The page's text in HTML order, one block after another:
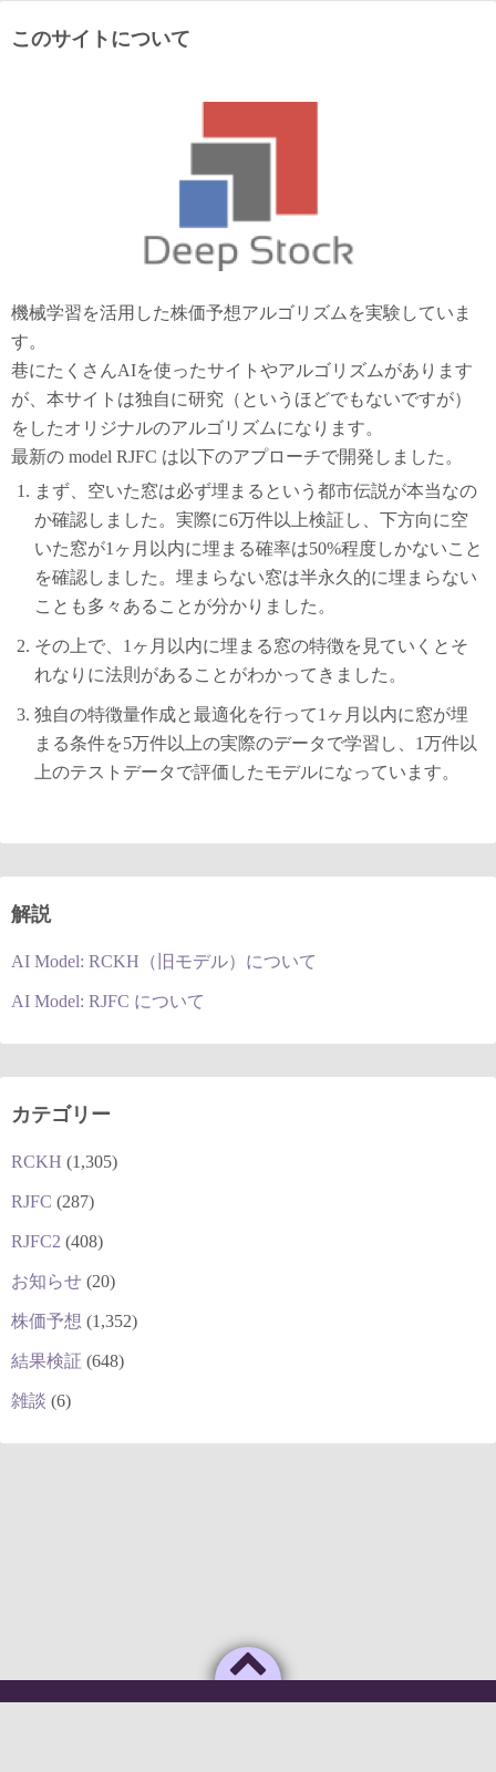
このサイトについて
機械学習を活用した株価予想アルゴリズムを実験していま
す。
巷にたくさんAIを使ったサイトやアルゴリズムがあります
が、本サイトは独自に研究（というほどでもないですが）
をしたオリジナルのアルゴリズムになります。
最新の model RJFC は以下のアプローチで開発しました。
まず、空いた窓は必ず埋まるという都市伝説が本当なの
か確認しました。実際に6万件以上検証し、下方向に空
いた窓が1ヶ月以内に埋まる確率は50%程度しかないこと
を確認しました。埋まらない窓は半永久的に埋まらない
ことも多々あることが分かりました。
その上で、1ヶ月以内に埋まる窓の特徴を見ていくとそ
れなりに法則があることがわかってきました。
独自の特徴量作成と最適化を行って1ヶ月以内に窓が埋
まる条件を5万件以上の実際のデータで学習し、1万件以
上のテストデータで評価したモデルになっています。
解説
AI Model: RCKH（旧モデル）について
AI Model: RJFC について
カテゴリー
RCKH (1,305)
RJFC (287)
RJFC2 (408)
お知らせ (20)
株価予想 (1,352)
結果検証 (648)
雑談 (6)